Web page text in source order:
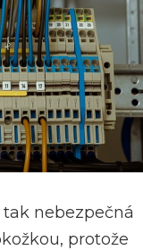
nebezpečná
protože